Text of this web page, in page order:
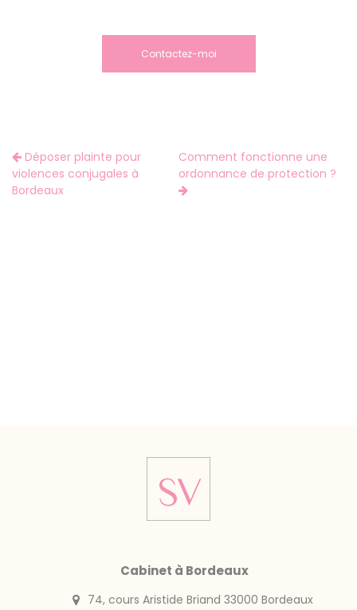
Contactez-moi
Déposer plainte pour
violences conjugales à
Bordeaux
Comment fonctionne une
ordonnance de protection ?
Cabinet à Bordeaux
74, cours Aristide Briand 33000 Bordeaux